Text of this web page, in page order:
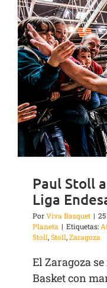
Paul Stoll
Liga
PorViva Basquet |
Planeta | Etiquetas:
Stoll,Stoll,Zaragoza
El Zaragoza
Basket con